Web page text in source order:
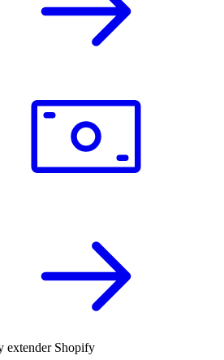
extender Shopify